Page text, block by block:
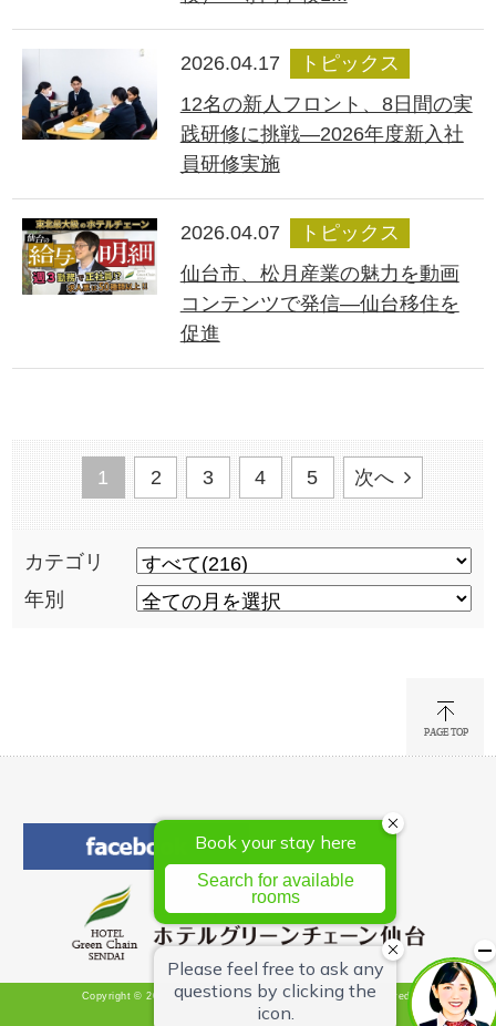
2026.04.17
トピックス
12名の新人フロント、8日間の実
践研修に挑戦―2026年度新入社
員研修実施
2026.04.07
トピックス
仙台市、松月産業の魅力を動画
コンテンツで発信―仙台移住を
促進
1 2 3 4 5 次へ
カテゴリ
年別
Copyright © 2026 Hotel Green Chain Sendai All Rights Reserved.